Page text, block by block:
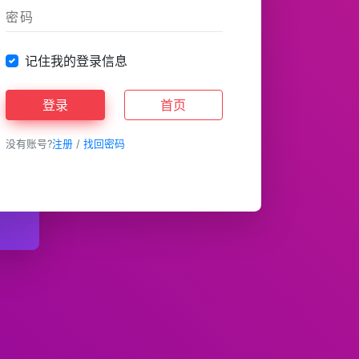
记住我的登录信息
登录 首页
没有账号?注册 /找回密码